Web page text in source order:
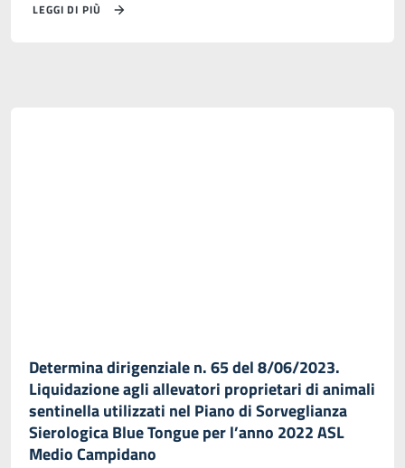
LEGGI DI PIÙ
Determina dirigenziale n. 65 del 8/06/2023.
Liquidazione agli allevatori proprietari di animali
sentinella utilizzati nel Piano di Sorveglianza
Sierologica Blue Tongue per l’anno 2022 ASL
Medio Campidano